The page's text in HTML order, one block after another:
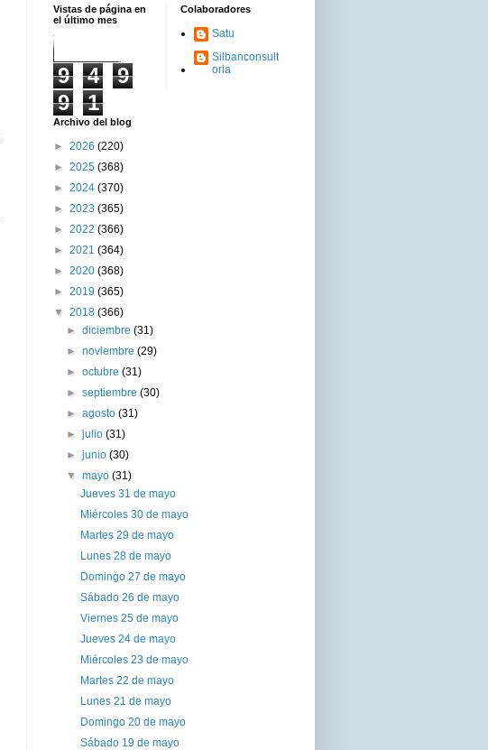
Vistas de página en
el último mes
9 4
9
9
1
Colaboradores
Satu
Silbanconsult
oria
Archivo del blog
► 2026 (220)
► 2025 (368)
► 2024 (370)
► 2023 (365)
► 2022 (366)
► 2021 (364)
► 2020 (368)
► 2019 (365)
▼ 2018 (366)
►diciembre(31)
►noviembre(29)
►octubre(31)
►septiembre(30)
►agosto(31)
►julio(31)
►junio(30)
▼mayo(31)
Jueves 31 de mayo
Miércoles 30 de mayo
Martes 29 de mayo
Lunes 28 de mayo
Domingo 27 de mayo
Sábado 26 de mayo
Viernes 25 de mayo
Jueves 24 de mayo
Miércoles 23 de mayo
Martes 22 de mayo
Lunes 21 de mayo
Domingo 20 de mayo
Sábado 19 de mayo